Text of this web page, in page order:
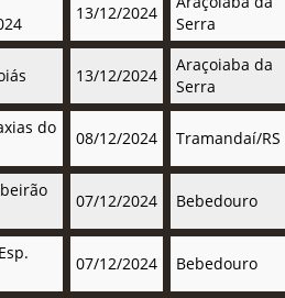
13/12/2024
Serra
13/12/2024
Araçoiaba da
Serra
do
08/12/2024 Tramandaí/RS
07/12/2024 Bebedouro
07/12/2024 Bebedouro